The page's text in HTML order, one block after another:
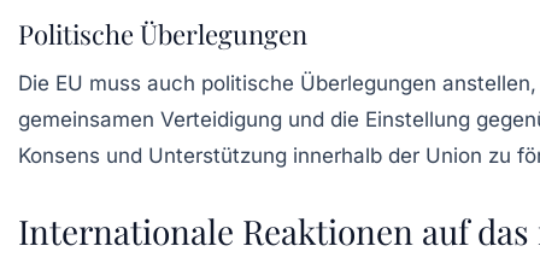
Politische Überlegungen
Die EU muss auch politische Überlegungen
gemeinsamen Verteidigung und die Einstellung
Konsens und Unterstützung innerhalb der Union zu
Internationale Reaktionen auf das